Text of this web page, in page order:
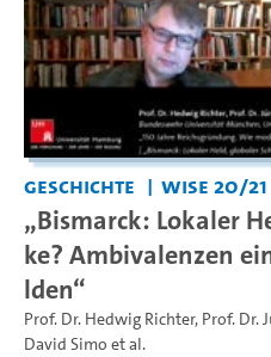
Geschichte WiSe 20/21
„Bismarck: Lokaler
ke? Ambivalenzen
lden“
Prof. Dr. Hedwig Richter, Prof. Dr.
David Simo et al.